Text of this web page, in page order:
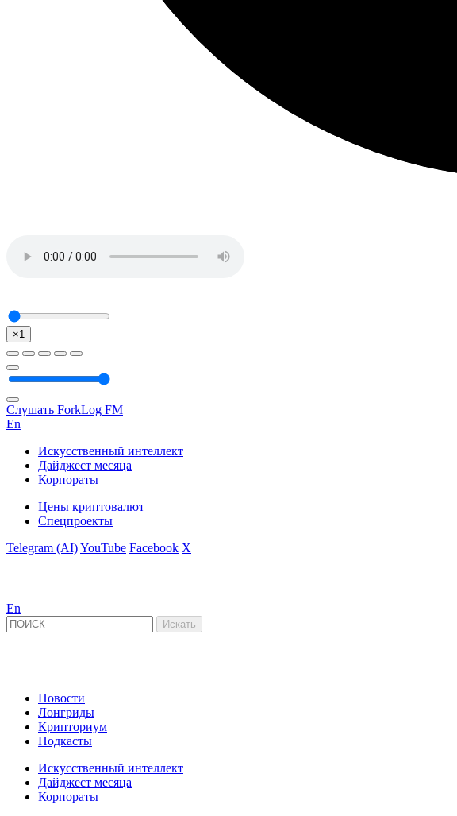
×1
Слушать ForkLog FM
En
Искусственный интеллект
Дайджест месяца
Корпораты
Цены криптовалют
Спецпроекты
Telegram (AI)YouTube Facebook X
En
Новости
Лонгриды
Крипториум
Подкасты
Искусственный интеллект
Дайджест месяца
Корпораты